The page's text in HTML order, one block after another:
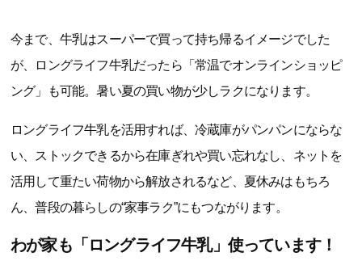
今まで、牛乳はスーパーで買って持ち帰るイメージでした
が、ロングライフ牛乳だったら「常温でオンラインショッピ
ング」も可能。暑い夏の買い物が少しラクになります。
ロングライフ牛乳を活用すれば、冷蔵庫がパンパンにならな
い、ストックできるから在庫ぎれや買い忘れなし、ネットを
活用して重たい荷物から解放されるなど、夏休みはもちろ
ん、普段の暮らしの“家事ラク”にもつながります。
わが家も「ロングライフ牛乳」使っています！